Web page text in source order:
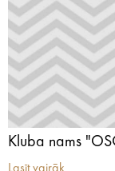
Kluba nams